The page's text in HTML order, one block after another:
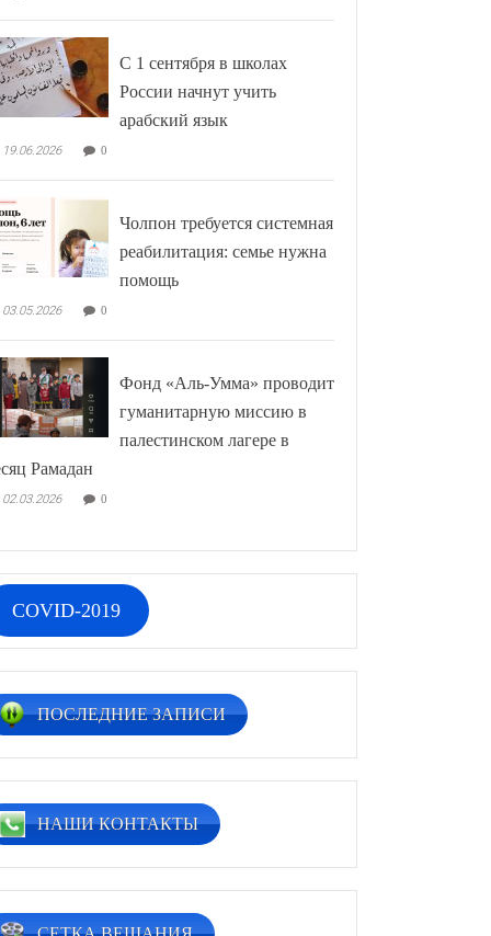
С 1 сентября в школах
России начнут учить
арабский язык
19.06.2026 0
Чолпон требуется системная
реабилитация: семье нужна
помощь
03.05.2026 0
Фонд «Аль-Умма» проводит
гуманитарную миссию в
палестинском лагере в
Рамадан
02.03.2026 0
COVID-2019
ПОСЛЕДНИЕ ЗАПИСИ
НАШИ КОНТАКТЫ